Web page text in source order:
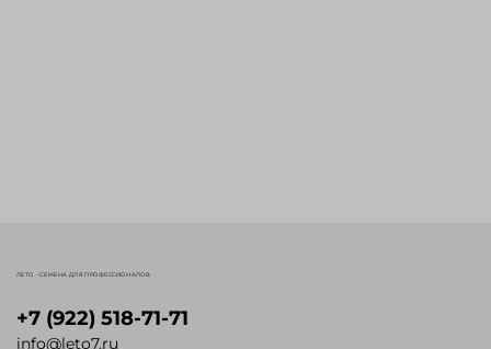
+7 (922) 518-71-71
info@leto7.ru
ЛЕТО - СЕМЕНА ДЛЯ ПРОФЕССИОНАЛОВ